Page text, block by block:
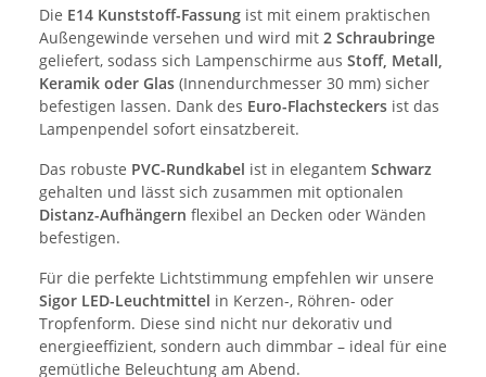
Die E14 Kunststoff-Fassung ist mit einem praktischen
Außengewinde versehen und wird mit 2 Schraubringe
geliefert, sodass sich Lampenschirme aus Stoff, Metall,
Keramik oder Glas (Innendurchmesser 30 mm) sicher
befestigen lassen. Dank des Euro-Flachsteckers ist das
Lampenpendel sofort einsatzbereit.
Das robuste PVC-Rundkabel ist in elegantem Schwarz
gehalten und lässt sich zusammen mit optionalen
Distanz-Aufhängern flexibel an Decken oder Wänden
befestigen.
Für die perfekte Lichtstimmung empfehlen wir unsere
Sigor LED-Leuchtmittel in Kerzen-, Röhren- oder
Tropfenform. Diese sind nicht nur dekorativ und
energieeffizient, sondern auch dimmbar – ideal für eine
gemütliche Beleuchtung am Abend.